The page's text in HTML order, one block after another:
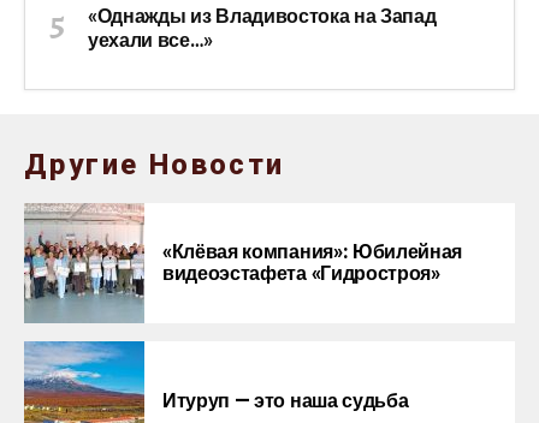
«Однажды из Владивостока на Запад
уехали все…»
Другие Новости
«Клёвая компания»: Юбилейная
видеоэстафета «Гидростроя»
Итуруп — это наша судьба